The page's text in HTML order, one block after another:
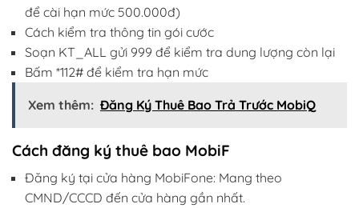
để cài hạn mức 500.000đ)
Cách kiểm tra thông tin gói cước
Soạn KT_ALL gửi 999 để kiểm tra dung lượng còn lại
Bấm *112# để kiểm tra hạn mức
Xem thêm: Đăng Ký Thuê Bao Trả Trước MobiQ
Cách đăng ký thuê bao MobiF
Đăng ký tại cửa hàng MobiFone: Mang theo
CMND/CCCD đến cửa hàng gần nhất.